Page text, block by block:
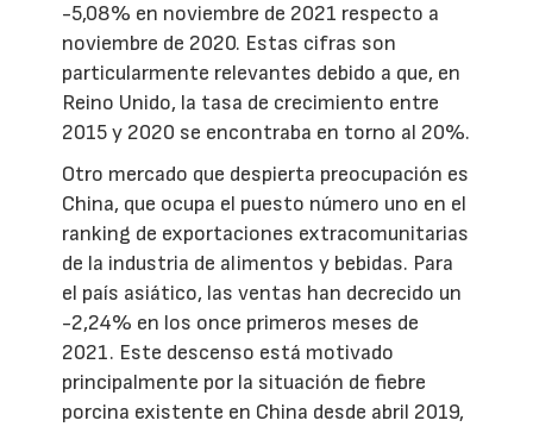
-5,08% en noviembre de 2021 respecto a
noviembre de 2020. Estas cifras son
particularmente relevantes debido a que, en
Reino Unido, la tasa de crecimiento entre
2015 y 2020 se encontraba en torno al 20%.
Otro mercado que despierta preocupación es
China, que ocupa el puesto número uno en el
ranking de exportaciones extracomunitarias
de la industria de alimentos y bebidas. Para
el país asiático, las ventas han decrecido un
-2,24% en los once primeros meses de
2021. Este descenso está motivado
principalmente por la situación de fiebre
porcina existente en China desde abril 2019,